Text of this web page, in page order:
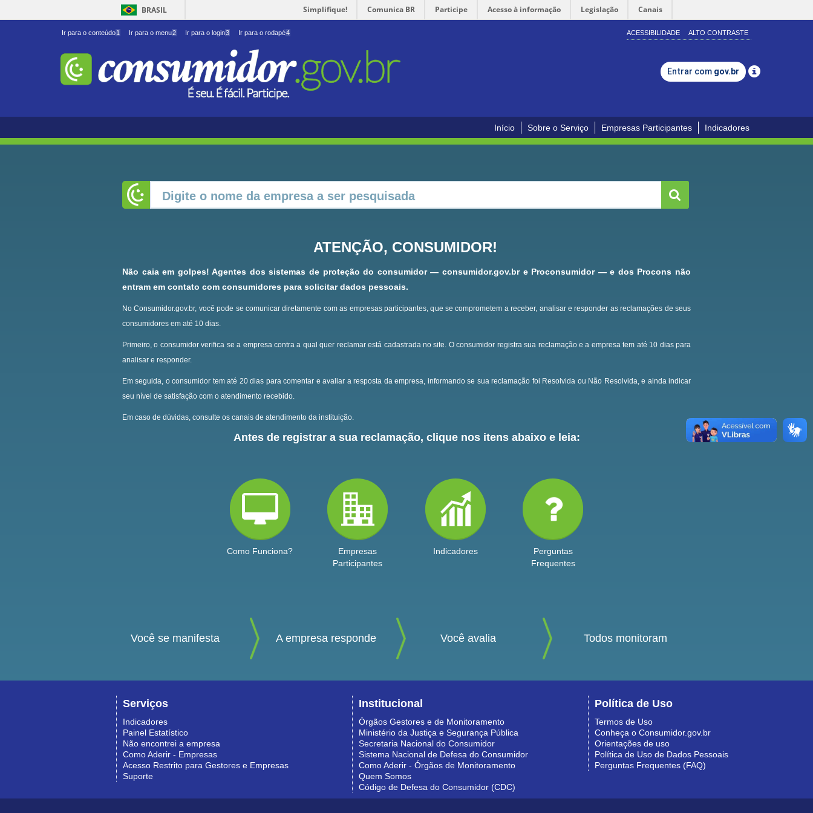
BRASIL Simplifique! Comunica BR Participe Acesso à informação Legislação Canais
Ir para o conteúdo1 Ir para o menu2 Ir para o login3 Ir para o rodapé4 ACESSIBILIDADE ALTO CONTRASTE
Entrar com gov.br
Início Sobre o Serviço Empresas Participantes Indicadores
ATENÇÃO, CONSUMIDOR!
Não caia em golpes! Agentes dos sistemas de proteção do consumidor — consumidor.gov.br e Proconsumidor — e dos Procons não
entram em contato com consumidores para solicitar dados pessoais.
No Consumidor.gov.br, você pode se comunicar diretamente com as empresas participantes, que se comprometem a receber, analisar e responder as reclamações de seus
consumidores em até 10 dias.
Primeiro, o consumidor verifica se a empresa contra a qual quer reclamar está cadastrada no site. O consumidor registra sua reclamação e a empresa tem até 10 dias para
analisar e responder.
Em seguida, o consumidor tem até 20 dias para comentar e avaliar a resposta da empresa, informando se sua reclamação foi Resolvida ou Não Resolvida, e ainda indicar
seu nível de satisfação com o atendimento recebido.
Em caso de dúvidas, consulte os canais de atendimento da instituição.
Antes de registrar a sua reclamação, clique nos itens abaixo e leia:
Como Funciona?
Empresas
Participantes
Indicadores
Perguntas
Frequentes
Você se manifesta A empresa responde Você avalia Todos monitoram
Serviços
Indicadores
Painel Estatístico
Não encontrei a empresa
Como Aderir - Empresas
Acesso Restrito para Gestores e Empresas
Suporte
Institucional
Órgãos Gestores e de Monitoramento
Ministério da Justiça e Segurança Pública
Secretaria Nacional do Consumidor
Sistema Nacional de Defesa do Consumidor
Como Aderir - Órgãos de Monitoramento
Quem Somos
Código de Defesa do Consumidor (CDC)
Política de Uso
Termos de Uso
Conheça o Consumidor.gov.br
Orientações de uso
Política de Uso de Dados Pessoais
Perguntas Frequentes (FAQ)